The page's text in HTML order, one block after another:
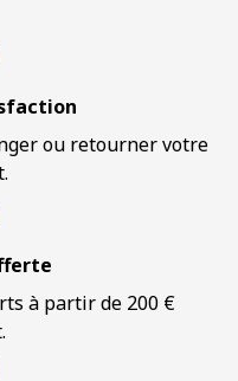
ou retourner votre
à partir de 200 €